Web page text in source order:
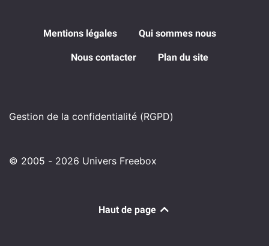
Mentions légales Qui sommes nous
Nous contacter Plan du site
Gestion de la confidentialité (RGPD)
© 2005 - 2026 Univers Freebox
Haut de page